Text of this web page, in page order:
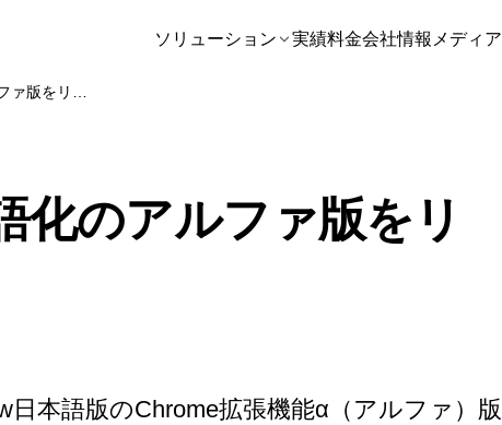
ソリューション 実績料金会社情報 メディア
化のアルファ版をリ
日本語版のChrome拡張機能α（アルファ）版